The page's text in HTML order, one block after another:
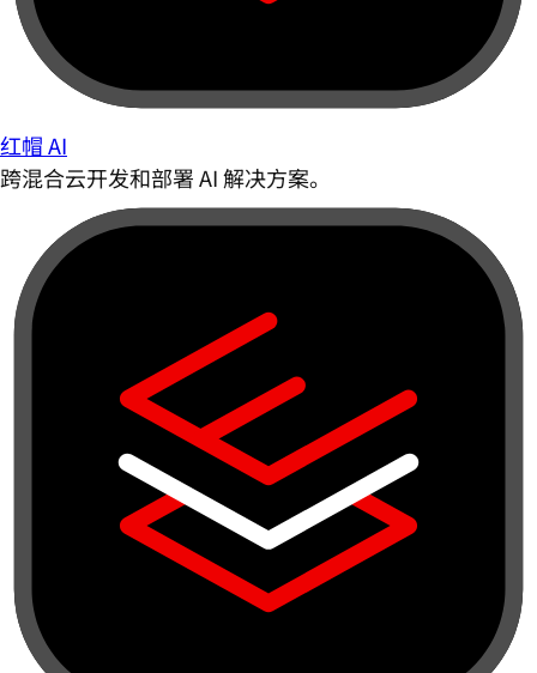
红帽 AI
跨混合云开发和部署 AI 解决方案。